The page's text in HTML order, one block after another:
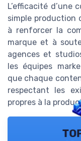
L’efficacité
simple production
à renforcer la
marque et à
agences et
les équipes
que chaque
respectant les
propres à la